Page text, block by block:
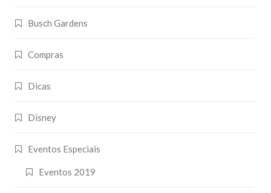
Busch Gardens
Compras
Dicas
Disney
Eventos Especiais
Eventos 2019